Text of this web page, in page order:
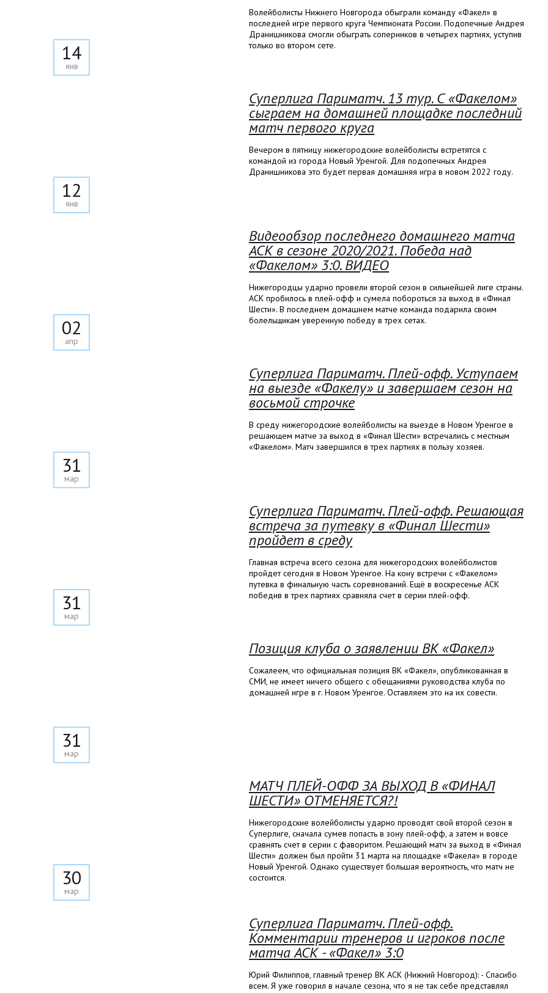
14
янв
Волейболисты Нижнего Новгорода обыграли команду «Факел» в
последней игре первого круга Чемпионата России. Подопечные Андрея
Дранишникова смогли обыграть соперников в четырех партиях, уступив
только во втором сете.
12
янв
Суперлига Париматч. 13 тур. С «Факелом»
сыграем на домашней площадке последний
матч первого круга
Вечером в пятницу нижегородские волейболисты встретятся с
командой из города Новый Уренгой. Для подопечных Андрея
Дранишникова это будет первая домашняя игра в новом 2022 году.
02
апр
Видеообзор последнего домашнего матча
АСК в сезоне 2020/2021. Победа над
«Факелом» 3:0. ВИДЕО
Нижегородцы ударно провели второй сезон в сильнейшей лиге страны.
АСК пробилось в плей-офф и сумела побороться за выход в «Финал
Шести». В последнем домашнем матче команда подарила своим
болельщикам уверенную победу в трех сетах.
31
мар
Суперлига Париматч. Плей-офф. Уступаем
на выезде «Факелу» и завершаем сезон на
восьмой строчке
В среду нижегородские волейболисты на выезде в Новом Уренгое в
решающем матче за выход в «Финал Шести» встречались с местным
«Факелом». Матч завершился в трех партиях в пользу хозяев.
31
мар
Суперлига Париматч. Плей-офф. Решающая
встреча за путевку в «Финал Шести»
пройдет в среду
Главная встреча всего сезона для нижегородских волейболистов
пройдет сегодня в Новом Уренгое. На кону встречи с «Факелом»
путевка в финальную часть соревнований. Ещё в воскресенье АСК
победив в трех партиях сравняла счет в серии плей-офф.
31
мар
Позиция клуба о заявлении ВК «Факел»
Сожалеем, что официальная позиция ВК «Факел», опубликованная в
СМИ, не имеет ничего общего с обещаниями руководства клуба по
домашней игре в г. Новом Уренгое. Оставляем это на их совести.
30
мар
МАТЧ ПЛЕЙ-ОФФ ЗА ВЫХОД В «ФИНАЛ
ШЕСТИ» ОТМЕНЯЕТСЯ?!
Нижегородские волейболисты ударно проводят свой второй сезон в
Суперлиге, сначала сумев попасть в зону плей-офф, а затем и вовсе
сравнять счет в серии с фаворитом. Решающий матч за выход в «Финал
Шести» должен был пройти 31 марта на площадке «Факела» в городе
Новый Уренгой. Однако существует большая вероятность, что матч не
состоится.
Суперлига Париматч. Плей-офф.
Комментарии тренеров и игроков после
матча АСК - «Факел» 3:0
Юрий Филиппов, главный тренер ВК АСК (Нижний Новгород): - Спасибо
всем. Я уже говорил в начале сезона, что я не так себе представлял